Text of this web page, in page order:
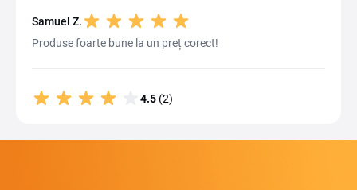
Samuel Z.
Produse foarte bune la un preț corect!
4.5 (2)